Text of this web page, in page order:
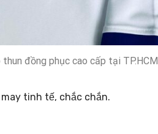
thun đồng phục cao cấp tại TP.HCM
tinh tế, chắc chắn.